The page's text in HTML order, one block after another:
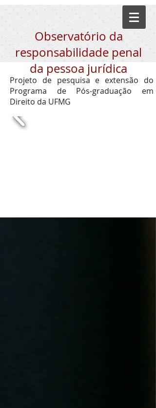
Observatório da
responsabilidade penal
da pessoa jurídica
Projeto de pesquisa e extensão do
Programa de Pós-graduação em
Direito da UFMG